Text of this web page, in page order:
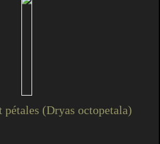
pétales (Dryas octopetala)